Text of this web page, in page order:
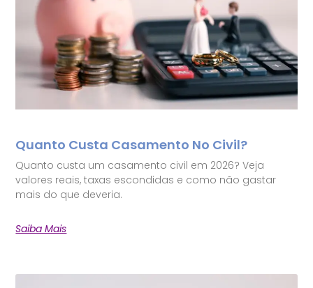
Quanto Custa Casamento No Civil?
Quanto custa um casamento civil em 2026? Veja
valores reais, taxas escondidas e como não gastar
mais do que deveria.
Saiba Mais